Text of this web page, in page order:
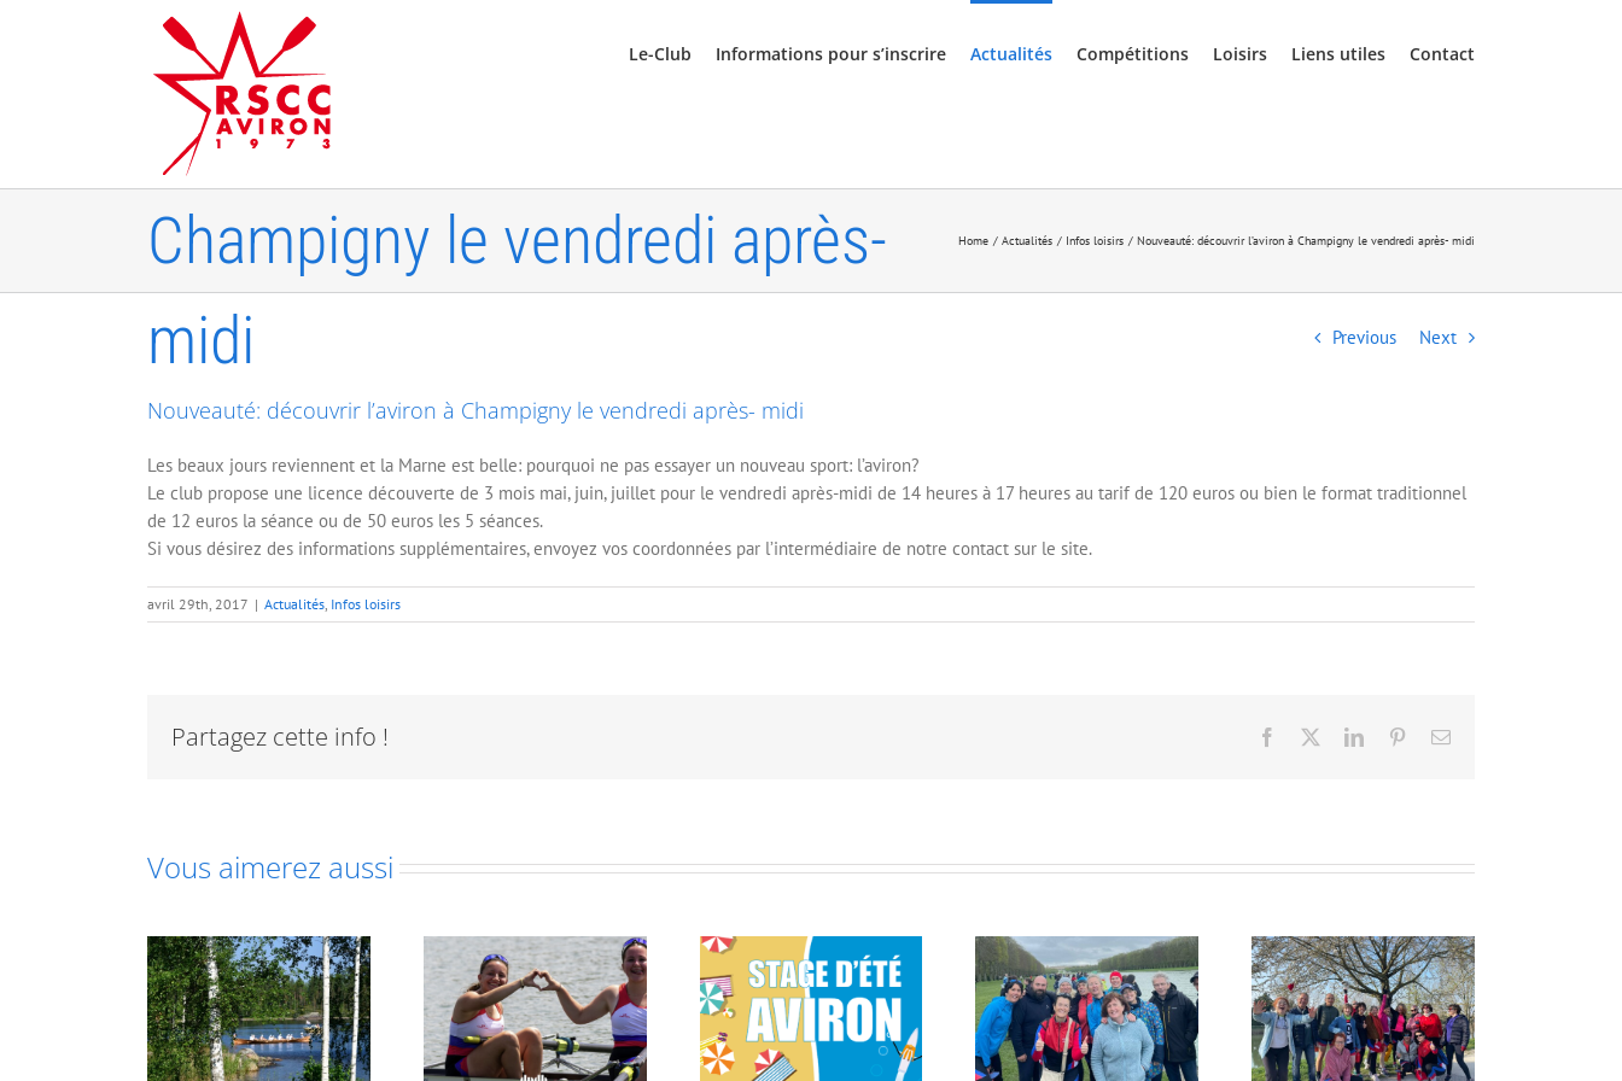
Le-Club Informations pour s’inscrire Actualités Compétitions Loisirs Liens utiles Contact
Nouveauté: découvrir l’aviron à
Champigny le vendredi après-
midi
Home Actualités Infos loisirs Nouveauté: découvrir l’aviron à Champigny le vendredi après- midi
Previous Next
Nouveauté: découvrir l’aviron à Champigny le vendredi après- midi
Les beaux jours reviennent et la Marne est belle: pourquoi ne pas essayer un nouveau sport: l’aviron?
Le club propose une licence découverte de 3 mois mai, juin, juillet pour le vendredi après-midi de 14 heures à 17 heures au tarif de 120 euros ou bien le format traditionnel
de 12 euros la séance ou de 50 euros les 5 séances.
Si vous désirez des informations supplémentaires, envoyez vos coordonnées par l’intermédiaire de notre contact sur le site.
avril 29th, 2017 | Actualités Infos loisirs
Partagez cette info ! Facebook LinkedInPinterestEmail
Vous aimerez aussi